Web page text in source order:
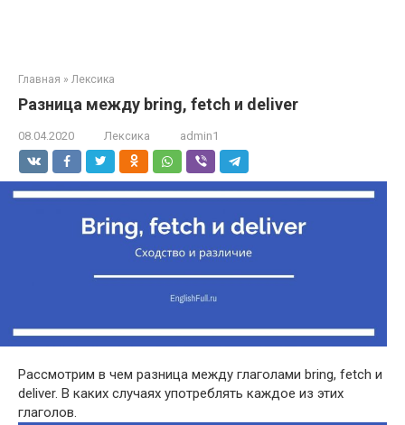
Главная » Лексика
Разница между bring, fetch и deliver
08.04.2020 Лексика admin1
Рассмотрим в чем разница между глаголами bring, fetch и
deliv­er. В каких случаях употреблять каждое из этих
глаголов.